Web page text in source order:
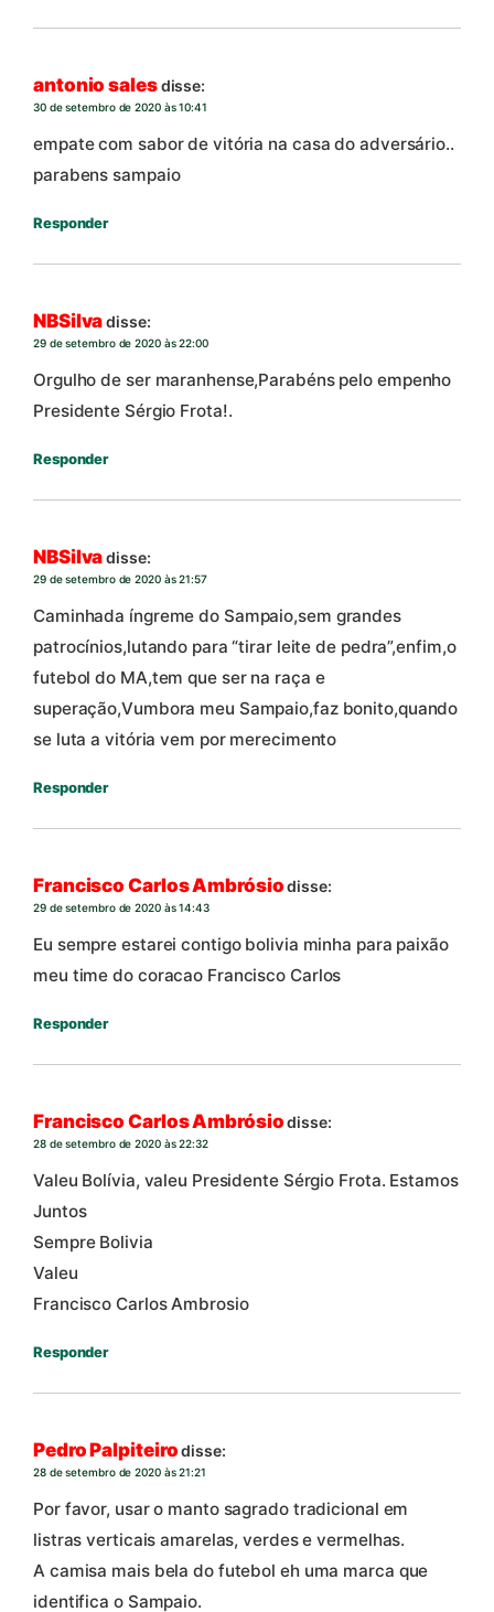
antonio salesdisse:
30 de setembro de 2020 às 10:41
empate com sabor de vitória na casa do adversário..
parabens sampaio
Responder
NBSilvadisse:
29 de setembro de 2020 às 22:00
Orgulho de ser maranhense,Parabéns pelo empenho
Presidente Sérgio Frota!.
Responder
NBSilvadisse:
29 de setembro de 2020 às 21:57
Caminhada íngreme do Sampaio,sem grandes
patrocínios,lutando para “tirar leite de pedra”,enfim,o
futebol do MA,tem que ser na raça e
superação,Vumbora meu Sampaio,faz bonito,quando
se luta a vitória vem por merecimento
Responder
Francisco Carlos Ambrósio disse:
29 de setembro de 2020 às 14:43
Eu sempre estarei contigo bolivia minha para paixão
meu time do coracao Francisco Carlos
Responder
Francisco Carlos Ambrósio disse:
28 de setembro de 2020 às 22:32
Valeu Bolívia, valeu Presidente Sérgio Frota. Estamos
Juntos
Sempre Bolivia
Valeu
Francisco Carlos Ambrosio
Responder
Pedro Palpiteirodisse:
28 de setembro de 2020 às 21:21
Por favor, usar o manto sagrado tradicional em
listras verticais amarelas, verdes e vermelhas.
A camisa mais bela do futebol eh uma marca que
identifica o Sampaio.